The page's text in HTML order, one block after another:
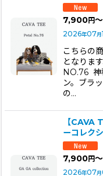
7,900円
2026年07月
こちらの
となり
NO.76 神
ン。ブラ
の…
【CAVA
ーコレクシ
7,900円
2026年07月